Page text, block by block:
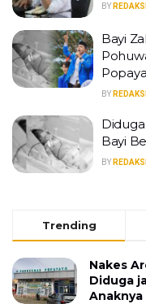
BY REDAKSI
Bayi
BY REDAKSI
Bayi
BY REDAKSI
Trending
Nakes
Diduga
Anaknya